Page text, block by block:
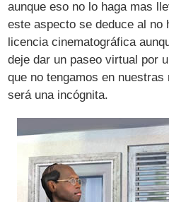
aunque eso no lo haga mas
este aspecto se deduce al no
licencia cinematográfica
deje dar un paseo virtual por
que no tengamos en nuestras
será una incógnita.